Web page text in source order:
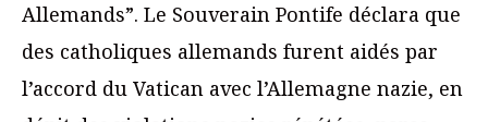
Allemands”. Le Souverain Pontife déclara que
des catholiques allemands furent aidés par
l’accord du Vatican avec l’Allemagne nazie, en